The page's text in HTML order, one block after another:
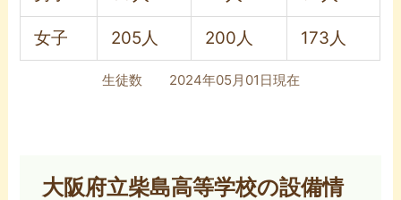
女子 205人 200人 173人
生徒数 2024年05月01日現在
大阪府立柴島高等学校の設備情